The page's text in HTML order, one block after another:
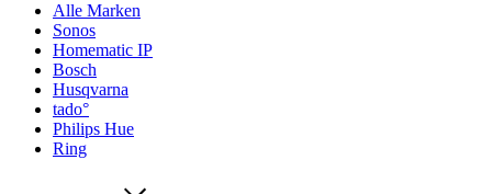
Alle Marken
Sonos
Homematic IP
Bosch
Husqvarna
tado°
Philips Hue
Ring